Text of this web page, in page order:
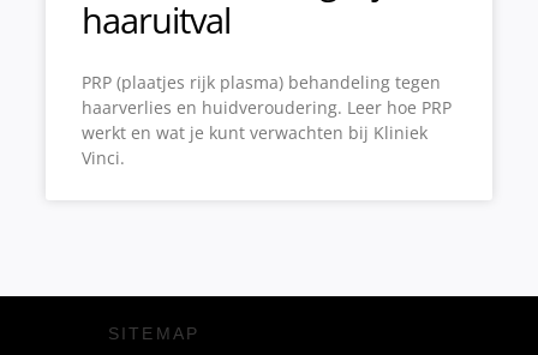
haaruitval
PRP (plaatjes rijk plasma) behandeling tegen
haarverlies en huidveroudering. Leer hoe PRP
werkt en wat je kunt verwachten bij Kliniek
Vinci.
SITEMAP